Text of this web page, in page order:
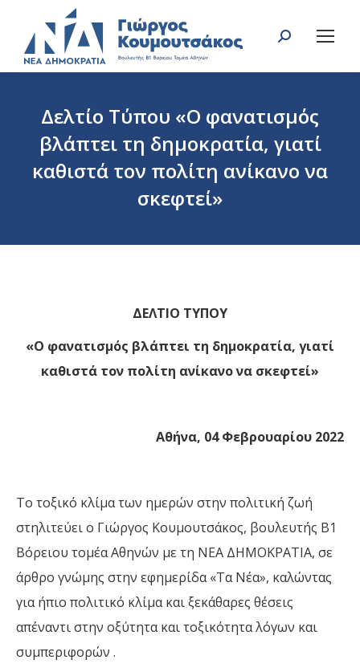
Search:
Δελτίο Τύπου «Ο φανατισμός
βλάπτει τη δημοκρατία, γιατί
καθιστά τον πολίτη ανίκανο να
σκεφτεί»
ΔΕΛΤΙΟ ΤΥΠΟΥ
«Ο φανατισμός βλάπτει τη δημοκρατία, γιατί
καθιστά τον πολίτη ανίκανο να σκεφτεί»
Αθήνα, 04 Φεβρουαρίου 2022
Το τοξικό κλίμα των ημερών στην πολιτική ζωή
στηλιτεύει ο Γιώργος Κουμουτσάκος, βουλευτής Β1
Βόρειου τομέα Αθηνών με τη ΝΕΑ ΔΗΜΟΚΡΑΤΙΑ, σε
άρθρο γνώμης στην εφημερίδα «Τα Νέα», καλώντας
για ήπιο πολιτικό κλίμα και ξεκάθαρες θέσεις
απέναντι στην οξύτητα και τοξικότητα λόγων και
συμπεριφορών .